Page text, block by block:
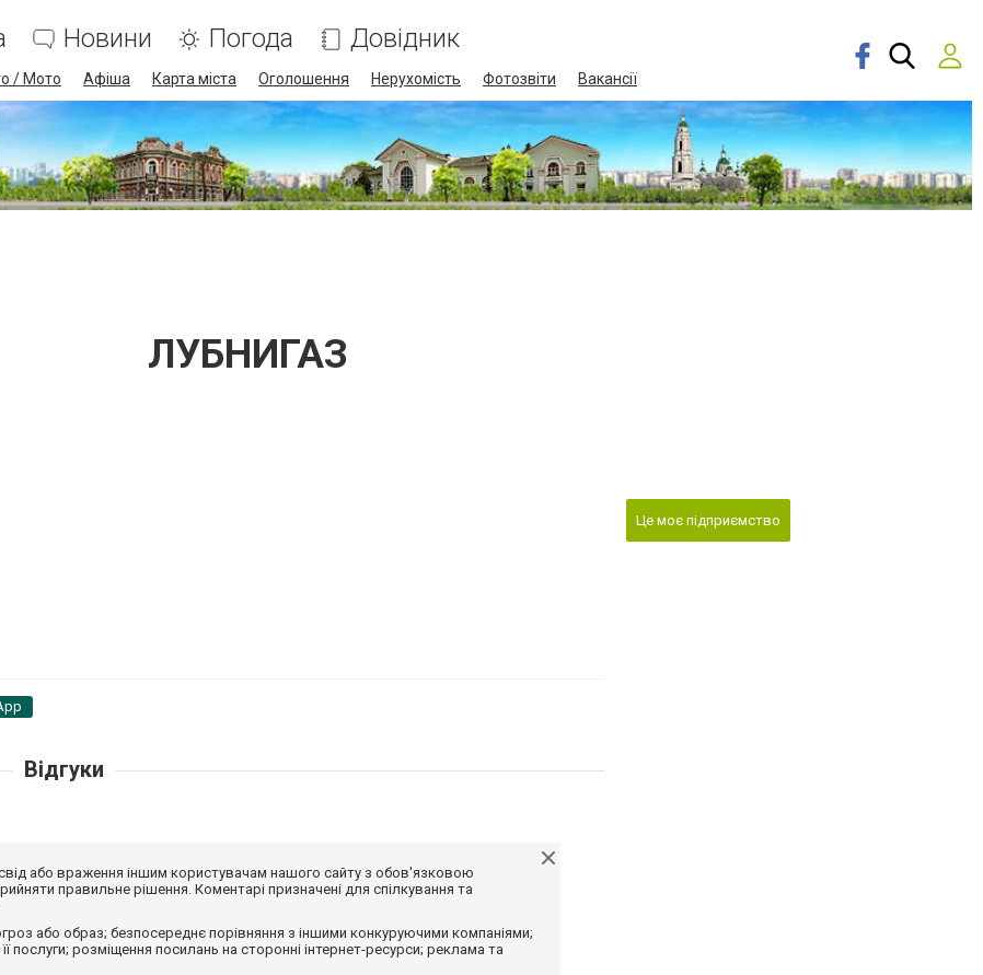
Новини Погода Довідник
/ Мото Афіша Карта міста Оголошення Нерухомість Фотозвіти Вакансії
ЛУБНИГАЗ
Це моє підприємство
Відгуки
або враження іншим користувачам нашого сайту з обов'язковою
правильне рішення. Коментарі призначені для спілкування та
або образ; безпосереднє порівняння з іншими конкуруючими компаніями;
послуги; розміщення посилань на сторонні інтернет-ресурси; реклама та